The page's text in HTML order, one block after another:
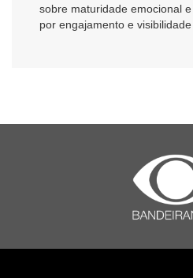
sobre maturidade emocional
por engajamento e visibilidade